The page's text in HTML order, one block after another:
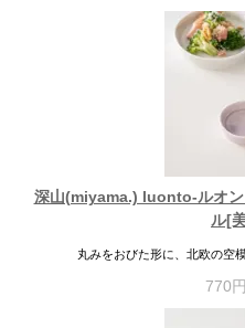
深山(miyama.) luonto-ルオ
ル[
丸みをおびた形に、北欧の空
770